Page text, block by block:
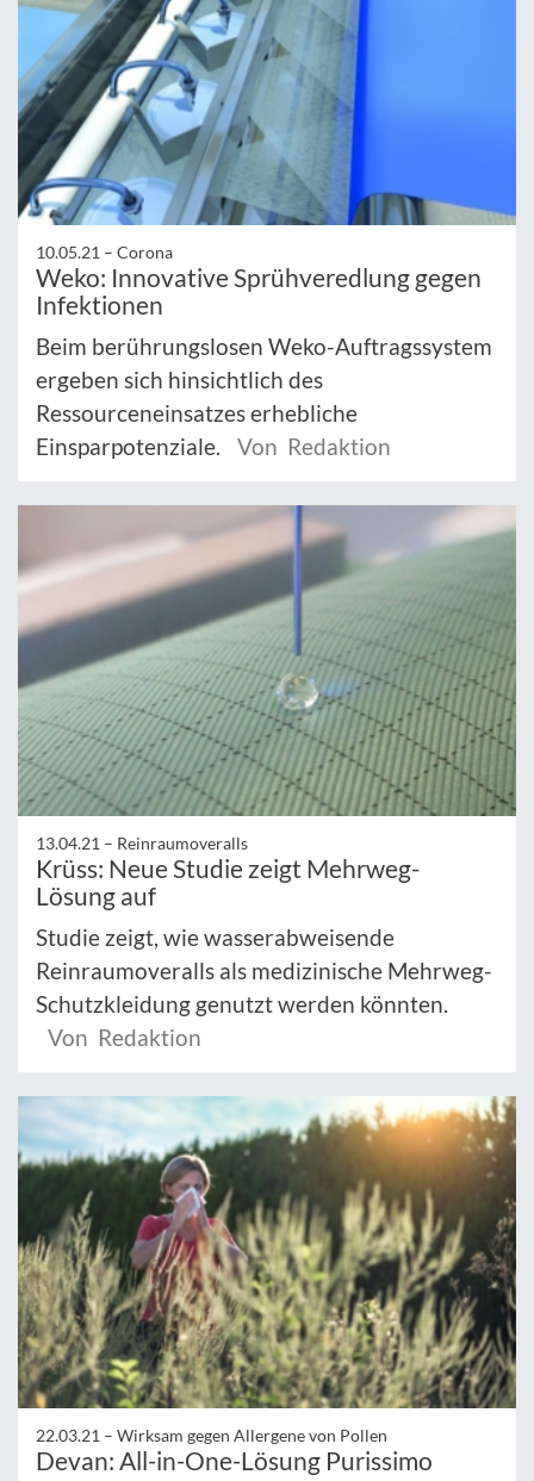
10.05.21 – Corona
Weko: Innovative Sprühveredlung gegen
Infektionen
Beim berührungslosen Weko-Auftragssystem
ergeben sich hinsichtlich des
Ressourceneinsatzes erhebliche
Einsparpotenziale.
Von Redaktion
13.04.21 – Reinraumoveralls
Krüss: Neue Studie zeigt Mehrweg-
Lösung auf
Studie zeigt, wie wasserabweisende
Reinraumoveralls als medizinische Mehrweg-
Schutzkleidung genutzt werden könnten.
Von Redaktion
22.03.21 – Wirksam gegen Allergene von Pollen
Devan: All-in-One-Lösung Purissimo